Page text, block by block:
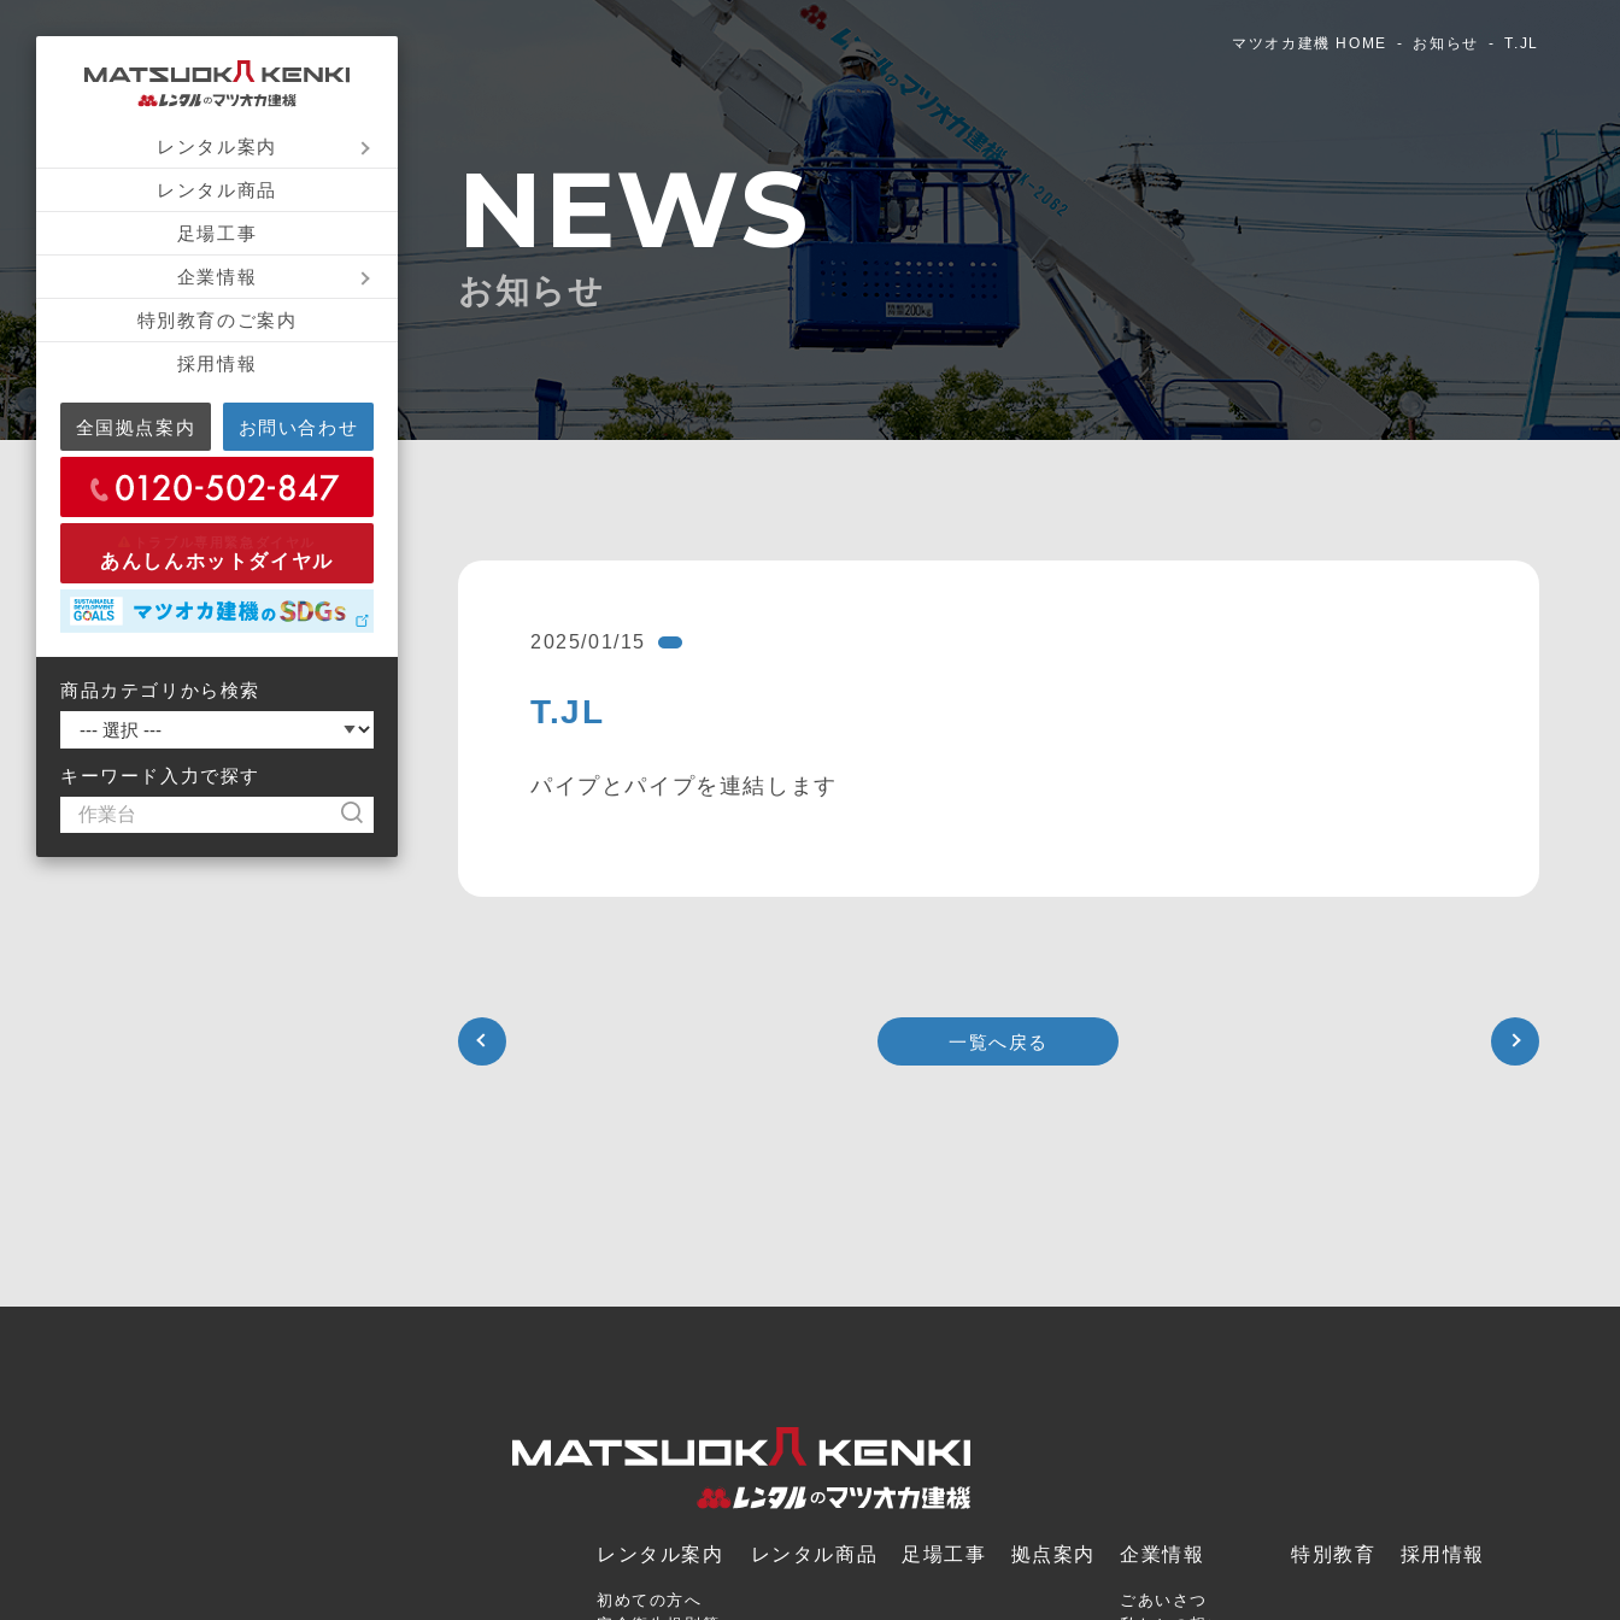
レンタル案内
レンタル商品
足場工事
企業情報
特別教育のご案内
採用情報
全国拠点案内 お問い合わせ
あんしんホットダイヤル
商品カテゴリから検索
キーワード入力で探す
マツオカ建機 HOME お知らせ T.JL
NEWS
お知らせ
2025/01/15
T.JL
パイプとパイプを連結します
一覧へ戻る
レンタル案内
初めての方へ
レンタル商品 足場工事 拠点案内 企業情報
ごあいさつ
特別教育 採用情報